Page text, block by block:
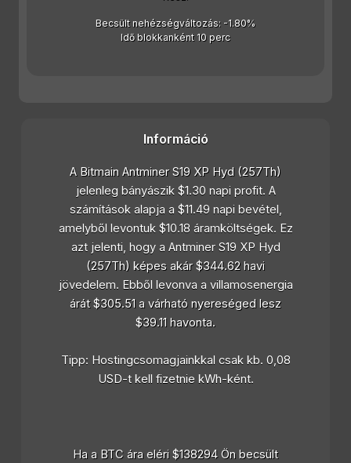
Becsült nehézségváltozás: -1.80%
Idő blokkanként 10 perc
Információ
A Bitmain Antminer S19 XP Hyd (257Th)
jelenleg bányászik $1.30 napi profit. A
számítások alapja a $11.49 napi bevétel,
amelyből levontuk $10.18 áramköltségek. Ez
azt jelenti, hogy a Antminer S19 XP Hyd
(257Th) képes akár $344.62 havi
jövedelem. Ebből levonva a villamosenergia
árát $305.51 a várható nyereséged lesz
$39.11 havonta.
Tipp: Hostingcsomagjainkkal csak kb. 0,08
USD-t kell fizetnie kWh-ként.
Ha a BTC ára eléri $138294 Ön becsült